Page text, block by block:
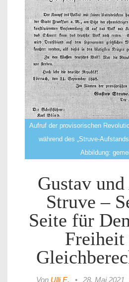
Aufruf der provisorischen
während des „Struve-
Abbildung:
Gustav
Struve –
Seite für
Freiheit
Von Ulli E. • 28. Mai 2021